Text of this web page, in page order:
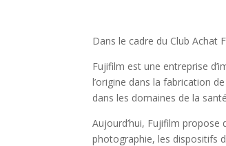
Dans le cadre du Club Achat
Fujifilm est une entreprise
l’origine dans la fabrication
dans les domaines de la
Aujourd’hui, Fujifilm propose
photographie, les dispositifs